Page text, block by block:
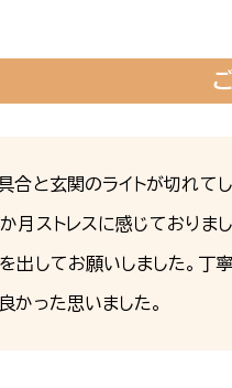
合と玄関のライトが切れて
月ストレスに感じておりま
出してお願いしました。丁
かった思いました。